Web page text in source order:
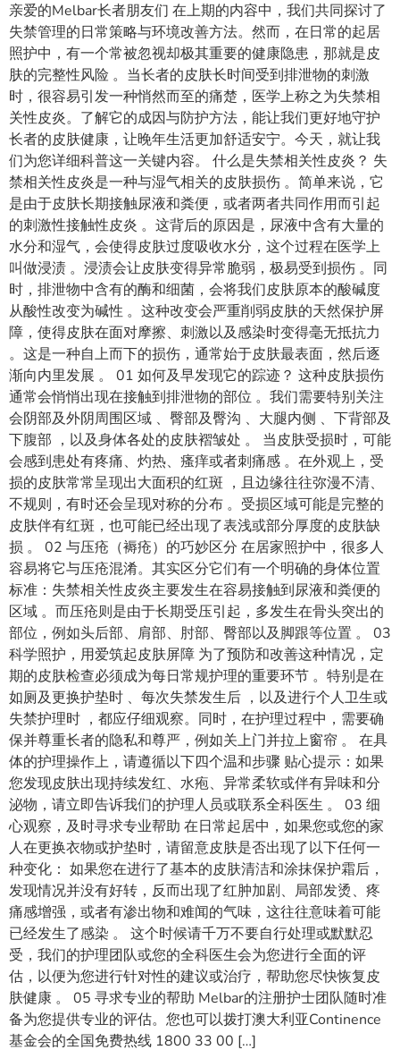
亲爱的Melbar长者朋友们 在上期的内容中，我们共同探讨了
失禁管理的日常策略与环境改善方法。然而，在日常的起居
照护中，有一个常被忽视却极其重要的健康隐患，那就是皮
肤的完整性风险 。当长者的皮肤长时间受到排泄物的刺激
时，很容易引发一种悄然而至的痛楚，医学上称之为失禁相
关性皮炎。了解它的成因与防护方法，能让我们更好地守护
长者的皮肤健康，让晚年生活更加舒适安宁。今天，就让我
们为您详细科普这一关键内容。 什么是失禁相关性皮炎？ 失
禁相关性皮炎是一种与湿气相关的皮肤损伤 。简单来说，它
是由于皮肤长期接触尿液和粪便，或者两者共同作用而引起
的刺激性接触性皮炎 。这背后的原因是，尿液中含有大量的
水分和湿气，会使得皮肤过度吸收水分，这个过程在医学上
叫做浸渍 。浸渍会让皮肤变得异常脆弱，极易受到损伤 。同
时，排泄物中含有的酶和细菌，会将我们皮肤原本的酸碱度
从酸性改变为碱性 。这种改变会严重削弱皮肤的天然保护屏
障，使得皮肤在面对摩擦、刺激以及感染时变得毫无抵抗力
。这是一种自上而下的损伤，通常始于皮肤最表面，然后逐
渐向内里发展 。 01 如何及早发现它的踪迹？ 这种皮肤损伤
通常会悄悄出现在接触到排泄物的部位 。我们需要特别关注
会阴部及外阴周围区域 、臀部及臀沟 、大腿内侧 、下背部及
下腹部 ，以及身体各处的皮肤褶皱处 。 当皮肤受损时，可能
会感到患处有疼痛、灼热、瘙痒或者刺痛感 。在外观上，受
损的皮肤常常呈现出大面积的红斑 ，且边缘往往弥漫不清、
不规则，有时还会呈现对称的分布 。受损区域可能是完整的
皮肤伴有红斑，也可能已经出现了表浅或部分厚度的皮肤缺
损 。 02 与压疮（褥疮）的巧妙区分 在居家照护中，很多人
容易将它与压疮混淆。其实区分它们有一个明确的身体位置
标准：失禁相关性皮炎主要发生在容易接触到尿液和粪便的
区域 。而压疮则是由于长期受压引起，多发生在骨头突出的
部位，例如头后部、肩部、肘部、臀部以及脚跟等位置 。 03
科学照护，用爱筑起皮肤屏障 为了预防和改善这种情况，定
期的皮肤检查必须成为每日常规护理的重要环节 。特别是在
如厕及更换护垫时 、每次失禁发生后 ，以及进行个人卫生或
失禁护理时 ，都应仔细观察。同时，在护理过程中，需要确
保并尊重长者的隐私和尊严，例如关上门并拉上窗帘 。 在具
体的护理操作上，请遵循以下四个温和步骤 贴心提示：如果
您发现皮肤出现持续发红、水疱、异常柔软或伴有异味和分
泌物，请立即告诉我们的护理人员或联系全科医生 。 03 细
心观察，及时寻求专业帮助 在日常起居中，如果您或您的家
人在更换衣物或护垫时，请留意皮肤是否出现了以下任何一
种变化： 如果您在进行了基本的皮肤清洁和涂抹保护霜后，
发现情况并没有好转，反而出现了红肿加剧、局部发烫、疼
痛感增强，或者有渗出物和难闻的气味，这往往意味着可能
已经发生了感染 。 这个时候请千万不要自行处理或默默忍
受，我们的护理团队或您的全科医生会为您进行全面的评
估，以便为您进行针对性的建议或治疗，帮助您尽快恢复皮
肤健康 。 05 寻求专业的帮助 Melbar的注册护士团队随时准
备为您提供专业的评估。您也可以拨打澳大利亚Continence
基金会的全国免费热线 1800 33 00 […]